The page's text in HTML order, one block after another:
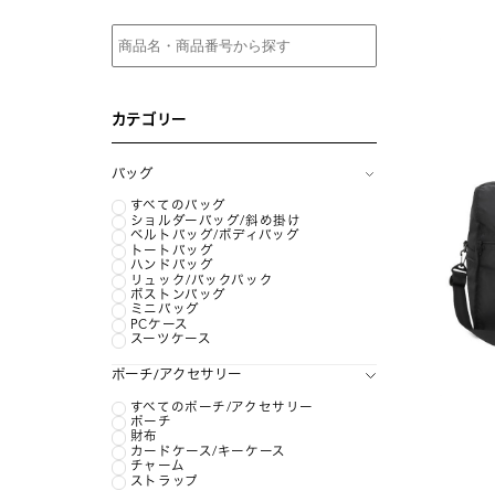
カテゴリー
バッグ
すべてのバッグ
ショルダーバッグ/斜め掛け
ベルトバッグ/ボディバッグ
トートバッグ
ハンドバッグ
リュック/バックパック
ボストンバッグ
ミニバッグ
PCケース
スーツケース
ポーチ/アクセサリー
すべてのポーチ/アクセサリー
ポーチ
財布
カードケース/キーケース
チャーム
ストラップ